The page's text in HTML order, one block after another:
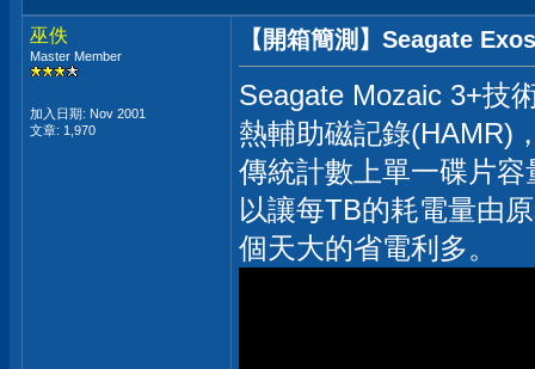
巫佚
Master Member
加入日期: Nov 2001
文章: 1,970
【開箱簡測】Seagate
Seagate Mozaic 3+技
熱輔助磁記錄(HAMR)
傳統計數上單一碟片
以讓每TB的耗電量由
個天大的省電利多。